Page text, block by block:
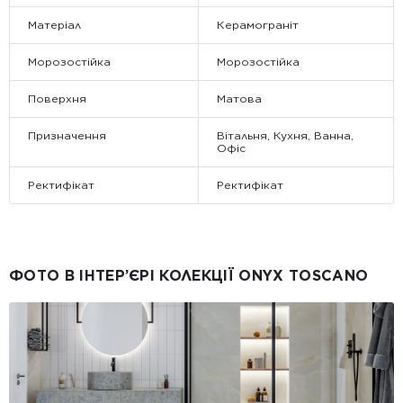
Матеріал Керамограніт
Морозостійка Морозостійка
Поверхня Матова
Призначення
Вітальня, Кухня, Ванна,
Офіс
Ректифікат Ректифікат
ФОТО В ІНТЕР’ЄРІ КОЛЕКЦІЇ ONYX TOSCANO